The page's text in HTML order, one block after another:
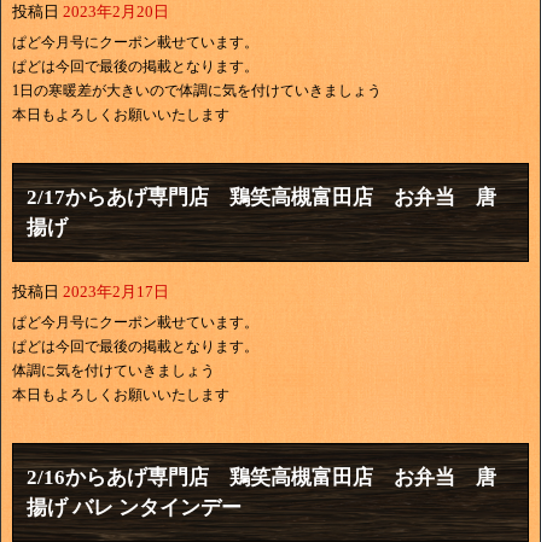
投稿日 2023年2月20日
ぱど今月号にクーポン載せています。
ぱどは今回で最後の掲載となります。
1日の寒暖差が大きいので体調に気を付けていきましょう
本日もよろしくお願いいたします
2/17からあげ専門店 鶏笑高槻富田店 お弁当 唐
揚げ
投稿日 2023年2月17日
ぱど今月号にクーポン載せています。
ぱどは今回で最後の掲載となります。
体調に気を付けていきましょう
本日もよろしくお願いいたします
2/16からあげ専門店 鶏笑高槻富田店 お弁当 唐
揚げ バレ ンタインデー